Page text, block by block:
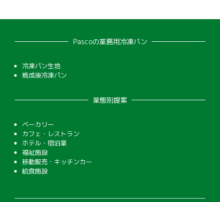
Pascoの業務用冷凍パン
冷凍パン生地
焼成後冷凍パン
業態別提案
ベーカリー
カフェ・レストラン
ホテル・宿泊業
福祉施設
移動販売・キッチンカー
給食施設